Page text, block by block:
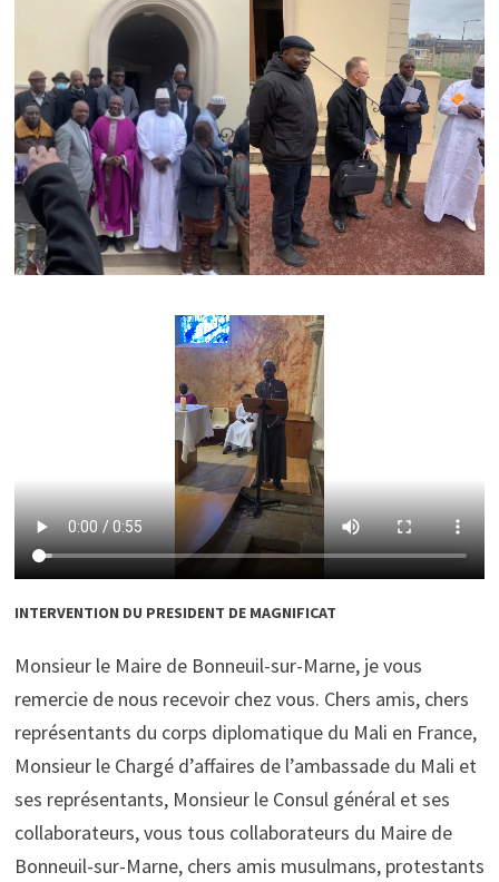
INTERVENTION DU PRESIDENT DE MAGNIFICAT
Monsieur le Maire de Bonneuil-sur-Marne, je vous
remercie de nous recevoir chez vous. Chers amis, chers
représentants du corps diplomatique du Mali en France,
Monsieur le Chargé d’affaires de l’ambassade du Mali et
ses représentants, Monsieur le Consul général et ses
collaborateurs, vous tous collaborateurs du Maire de
Bonneuil-sur-Marne, chers amis musulmans, protestants